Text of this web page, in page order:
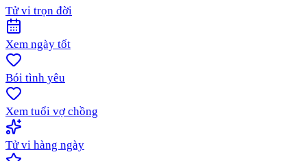
Tử vi trọn đời
Xem ngày tốt
Bói tình yêu
Xem tuổi vợ chồng
Tử vi hàng ngày